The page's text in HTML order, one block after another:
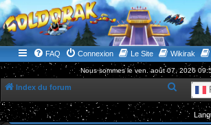
WWW.GOLDORAKGO.COM
le site de la Lune Rouge
FAQ Connexion Le Site Wikirak
Nous sommes le ven. août 07, 2026
Index du forum
e
c